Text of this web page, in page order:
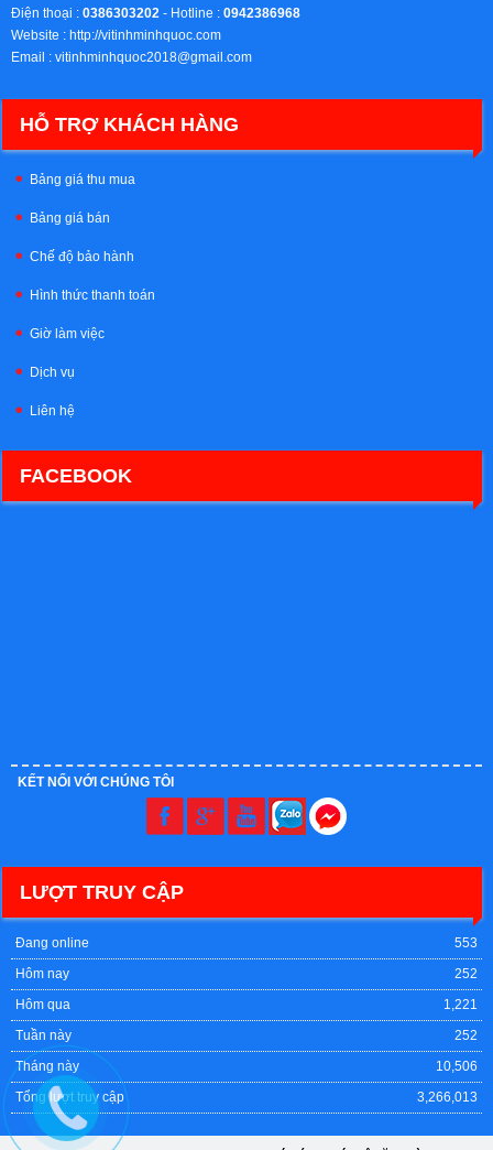
Điện thoại : 0386303202 - Hotline : 0942386968
Website : http://vitinhminhquoc.com
Email : vitinhminhquoc2018@gmail.com
HỖ TRỢ KHÁCH HÀNG
Bảng giá thu mua
Bảng giá bán
Chế độ bảo hành
Hình thức thanh toán
Giờ làm việc
Dịch vụ
Liên hệ
FACEBOOK
KẾT NỐI VỚI CHÚNG TÔI
LƯỢT TRUY CẬP
Đang online
553
Hôm nay
252
Hôm qua
1,221
Tuần này
252
Tháng này
10,506
Tổng lượt truy cập
3,266,013